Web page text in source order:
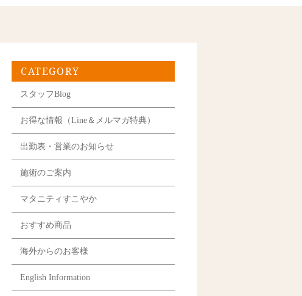
CATEGORY
スタッフBlog
お得な情報（Line＆メルマガ特典）
出勤表・営業のお知らせ
施術のご案内
マタニティすこやか
おすすめ商品
海外からのお客様
English Information